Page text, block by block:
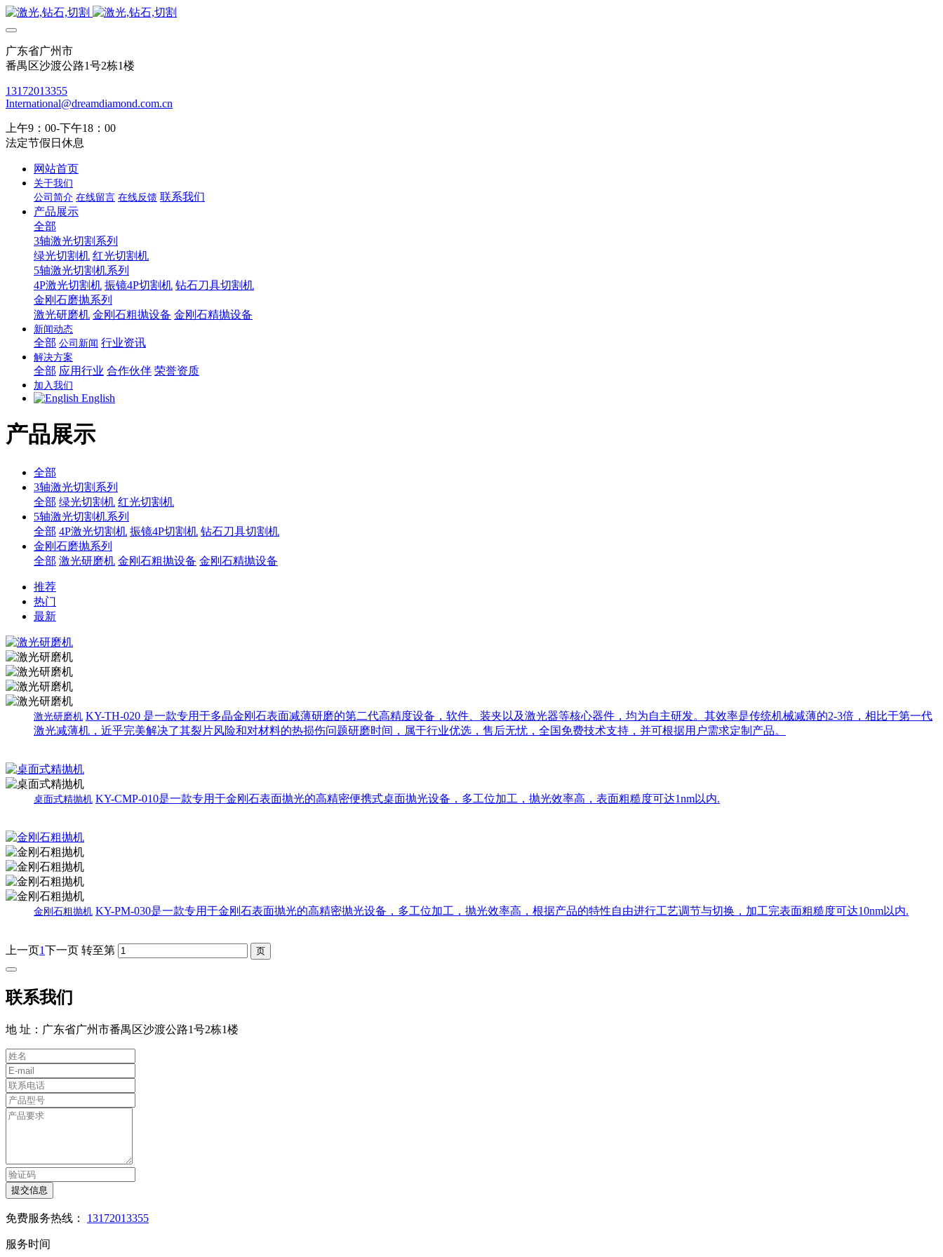
广东省广州市
番禺区沙渡公路1号2栋1楼
13172013355
International@dreamdiamond.com.cn
上午9：00-下午18：00
法定节假日休息
网站首页
关于我们
公司简介 在线留言 在线反馈 联系我们
产品展示
全部
3轴激光切割系列
绿光切割机 红光切割机
5轴激光切割机系列
4P激光切割机 振镜4P切割机 钻石刀具切割机
金刚石磨抛系列
激光研磨机 金刚石粗抛设备 金刚石精抛设备
新闻动态
全部 公司新闻 行业资讯
解决方案
全部 应用行业 合作伙伴 荣誉资质
加入我们
English
产品展示
全部
3轴激光切割系列
全部 绿光切割机 红光切割机
5轴激光切割机系列
全部 4P激光切割机 振镜4P切割机 钻石刀具切割机
金刚石磨抛系列
全部 激光研磨机 金刚石粗抛设备 金刚石精抛设备
推荐
热门
最新
激光研磨机 KY-TH-020 是一款专用于多晶金刚石表面减薄研磨的第二代高精度设备，软件、装夹以及激光器等核心器件，均为自主研发。其效率是传统机械减薄的2-3倍，相比于第一代
激光减薄机，近乎完美解决了其裂片风险和对材料的热损伤问题研磨时间，属于行业优选，售后无忧，全国免费技术支持，并可根据用户需求定制产品。
桌面式精抛机 KY-CMP-010是一款专用于金刚石表面抛光的高精密便携式桌面抛光设备，多工位加工，抛光效率高，表面粗糙度可达1nm以内.
金刚石粗抛机 KY-PM-030是一款专用于金刚石表面抛光的高精密抛光设备，多工位加工，抛光效率高，根据产品的特性自由进行工艺调节与切换，加工完表面粗糙度可达10nm以内.
上一页1下一页 转至第
联系我们
地 址：广东省广州市番禺区沙渡公路1号2栋1楼
提交信息
免费服务热线： 13172013355
服务时间